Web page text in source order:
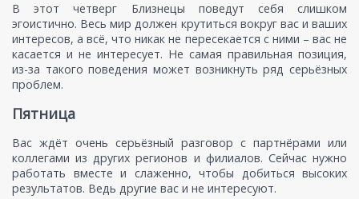
В этот четверг Близнецы поведут себя слишком
эгоистично. Весь мир должен крутиться вокруг вас и ваших
интересов, а всё, что никак не пересекается с ними – вас не
касается и не интересует. Не самая правильная позиция,
из-за такого поведения может возникнуть ряд серьёзных
проблем.
Пятница
Вас ждёт очень серьёзный разговор с партнёрами или
коллегами из других регионов и филиалов. Сейчас нужно
работать вместе и слаженно, чтобы добиться высоких
результатов. Ведь другие вас и не интересуют.